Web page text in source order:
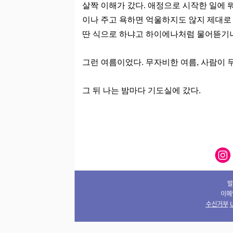
살짝 이해가 갔다. 애정으로 시작한 일에
이나 주고 욕하면 억울하지도 않지 제대
딴 식으로 하냐고 하이에나처럼 물어뜯기
그런 여름이었다. 무자비한 여름, 사람이
그 뒤 나는 밤마다 기도실에 갔다.
이
수신거부